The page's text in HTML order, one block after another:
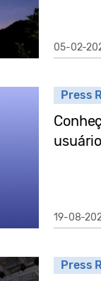
05-02-
Press
19-08-
Press